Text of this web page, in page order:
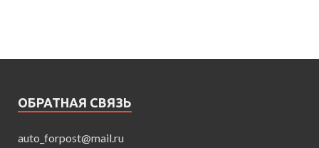
ОБРАТНАЯ СВЯЗЬ
auto_forpost@mail.ru